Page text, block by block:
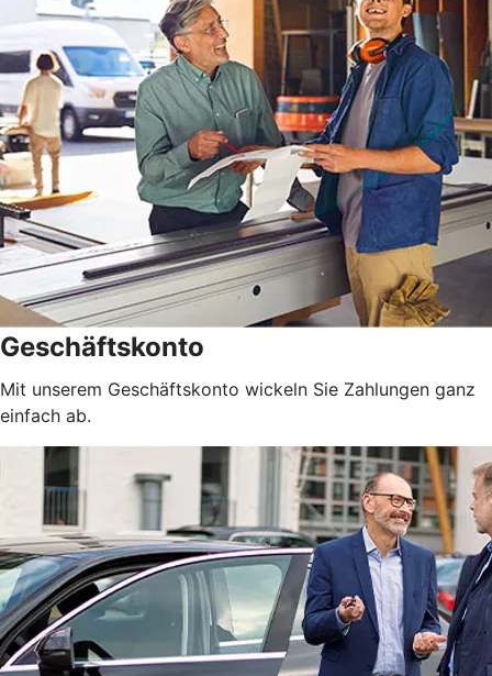
Geschäftskonto
Mit unserem Geschäftskonto wickeln Sie Zahlungen ganz
einfach ab.